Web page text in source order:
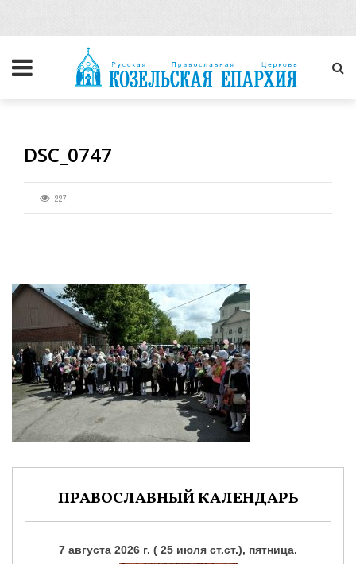
DSC_0747
227
ПРАВОСЛАВНЫЙ КАЛЕНДАРЬ
7 августа 2026 г. ( 25 июля ст.ст.), пятница.